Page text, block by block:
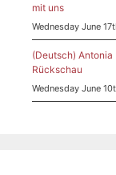
mit uns
Wednesday June
(Deutsch) Antonia
Rückschau
Wednesday June